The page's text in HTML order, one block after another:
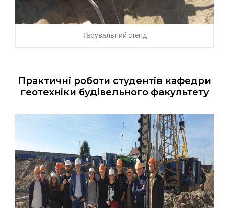
Тарувальний стенд
Практичні роботи студентів кафедри
геотехніки будівельного факультету